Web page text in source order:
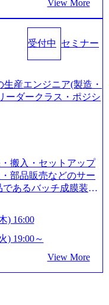
的に決めてはいない
京・大阪での勤務を
トの企業価値の最大
改革、人材育成、業
ングサービスを一気
合コンサルティング
Spir（槍）を指して
が強い企業として認知
全体の3割。現在はTo
通信、エンタメ、教
キルを活用したいな
方でも、キャリア形
20240925204135
https://
a85a-8649e1c532f9
our-vision-producti
9ffc-4f
images/202505021528
世界のFinTech Ranki
View More
受付中 セミナー
産エンジニア(製造・
ーダークラス・ポジシ
搬入・セットアップ
部品販売などのサー
あるバッチ成膜装置
る 技術と対話を通じ
献することを目指し
対話 Vision:夢を未来
半導体需要は世界中で
造装置の需要も伸長
production.appspot.co
) 16:00
) 19:00～
View More